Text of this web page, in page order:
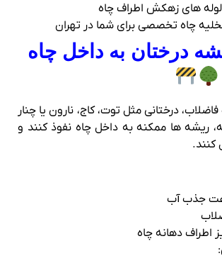
لوله‌ های زهکش اطراف چاه
درختان به داخل چاه
درختانی مثل توت، کاج، نارون یا چنار
ریشه‌ ها ممکنه به داخل چاه نفوذ کنند و
جذب آب
اطراف دهانه چاه